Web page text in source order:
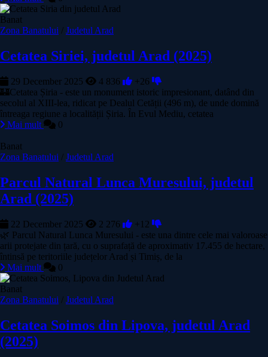
Banat
Zona Banatului / Judetul Arad
Cetatea Siriei, judetul Arad (2025)
29 December 2025 4 836
+26
🏰Cetatea Șiria - este un monument istoric impresionant, datând din
secolul al XIII‑lea, ridicat pe Dealul Cetății (496 m), de unde domină
întreaga regiune a localității Șiria. În Evul Mediu, cetatea
Mai mult
0
Banat
Zona Banatului / Judetul Arad
Parcul Natural Lunca Muresului, judetul
Arad (2025)
22 December 2025 2 276
+12
🌿 Parcul Natural Lunca Muresului - este una dintre cele mai valoroase
arii protejate din țară, cu o suprafață de aproximativ 17.455 de hectare,
întinsă pe teritoriile județelor Arad și Timiș, de la
Mai mult
0
Banat
Zona Banatului / Judetul Arad
Cetatea Soimos din Lipova, judetul Arad
(2025)